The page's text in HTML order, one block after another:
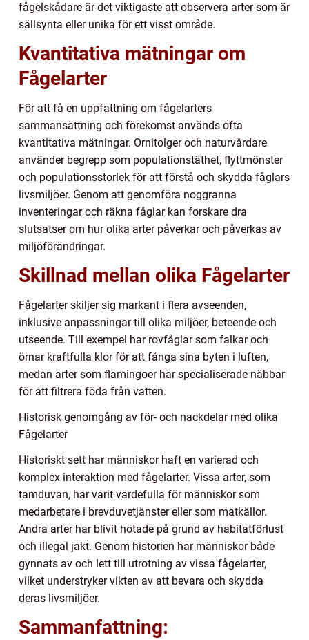
fågelskådare är det viktigaste att observera arter som är
sällsynta eller unika för ett visst område.
Kvantitativa mätningar om
Fågelarter
För att få en uppfattning om fågelarters
sammansättning och förekomst används ofta
kvantitativa mätningar. Ornitolger och naturvårdare
använder begrepp som populationstäthet, flyttmönster
och populationsstorlek för att förstå och skydda fåglars
livsmiljöer. Genom att genomföra noggranna
inventeringar och räkna fåglar kan forskare dra
slutsatser om hur olika arter påverkar och påverkas av
miljöförändringar.
Skillnad mellan olika Fågelarter
Fågelarter skiljer sig markant i flera avseenden,
inklusive anpassningar till olika miljöer, beteende och
utseende. Till exempel har rovfåglar som falkar och
örnar kraftfulla klor för att fånga sina byten i luften,
medan arter som flamingoer har specialiserade näbbar
för att filtrera föda från vatten.
Historisk genomgång av för- och nackdelar med olika
Fågelarter
Historiskt sett har människor haft en varierad och
komplex interaktion med fågelarter. Vissa arter, som
tamduvan, har varit värdefulla för människor som
medarbetare i brevduvetjänster eller som matkällor.
Andra arter har blivit hotade på grund av habitatförlust
och illegal jakt. Genom historien har människor både
gynnats av och lett till utrotning av vissa fågelarter,
vilket understryker vikten av att bevara och skydda
deras livsmiljöer.
Sammanfattning: